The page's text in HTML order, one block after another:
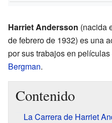
Harriet Andersson (nacida
de febrero de 1932) es una
por sus trabajos en
Bergman.
Contenido
La Carrera de Harriet